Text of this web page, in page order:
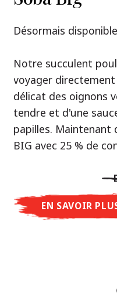
Trois univers de
vrai ramen de
restaurant.
Avec Nissin Ramen
plaisir du ramen
Yuzu, épicé et
crémeux et
authentique du
Désormais
Notre succulent
voyager
délicat des oignons
tendre et d'une
papilles. Maintenant
BIG avec 25 % de
EN SAVOIR
Notre
Ramen !
Une soupe ramen
thaïlandaise elle-
d'équilibre parfait et
La saveur de poulet
expérience